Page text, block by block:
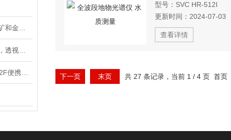
型号： SVC HR-512I
更新时间： 2024-07-03
查看详情
共 27 条记录，当前 1 / 4 页 首页
下一页 末页